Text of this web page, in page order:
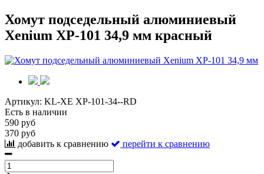
Хомут подседельный алюминиевый
Xenium XP-101 34,9 мм красный
Артикул: KL-XE XP-101-34--RD
Есть в наличии
590 руб
370 руб
добавить к сравнению
перейти к сравнению